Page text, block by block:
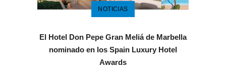
NOTICIAS
El Hotel Don Pepe Gran Meliá de Marbella
nominado en los Spain Luxury Hotel
Awards